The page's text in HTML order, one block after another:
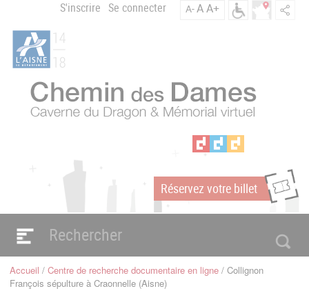
contenu
principal
Menu
du
compte
l'utilisateur
S'inscrire Se connecter A-AA+
i
n
a
m
e
Réservez votre billet
Navigation
principale
Fil
Accueil Centre de recherche documentaire en ligne Collignon
François sépulture à Craonnelle (Aisne)